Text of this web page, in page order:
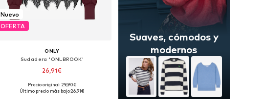
Nuevo
OFERTA
ONLY
Sudadera 'ONLBROOK'
26,91€
Tallas disponibles: XS, S, M, L, XL
Precio original: 29,90€
Último precio más bajo:26,91€
Suaves, cómodos y
modernos